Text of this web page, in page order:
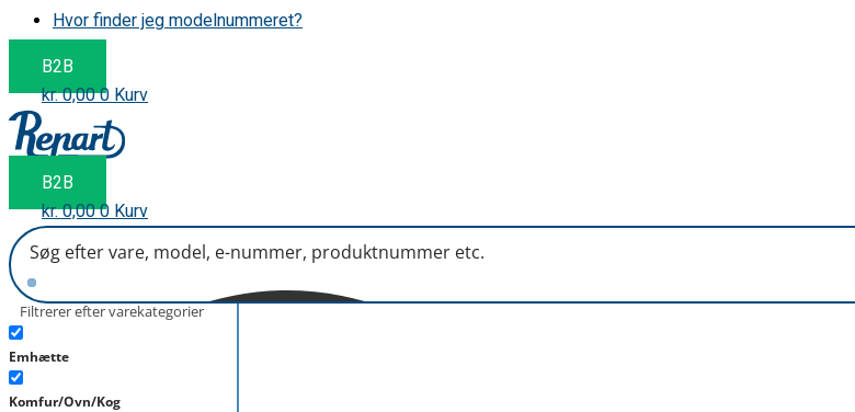
Støvsuger
Tilbehør/Plejemidler
Vaskemaskine
Hvor finder jeg modelnummeret?
B2B
kr.0,00 0 Kurv
B2B
kr.0,00 0 Kurv
Filtrerer efter varekategorier
Emhætte
Komfur/Ovn/Kog